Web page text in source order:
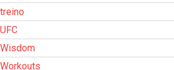
treino
UFC
Wisdom
Workouts